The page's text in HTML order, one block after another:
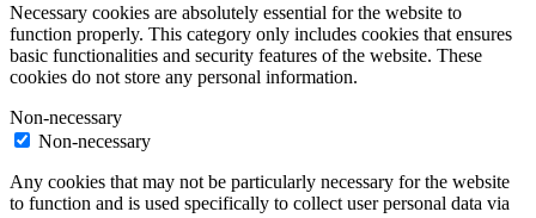
Necessary cookies are absolutely essential for the website to
function properly. This category only includes cookies that ensures
basic functionalities and security features of the website. These
cookies do not store any personal information.
Non-necessary
Non-necessary
Any cookies that may not be particularly necessary for the website
to function and is used specifically to collect user personal data via